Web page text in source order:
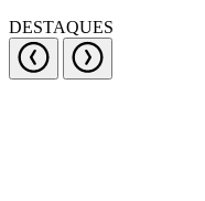
DESTAQUES